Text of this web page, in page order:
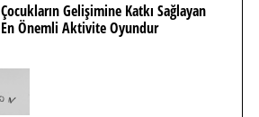
Çocukların Gelişimine Katkı Sağlayan
En Önemli Aktivite Oyundur